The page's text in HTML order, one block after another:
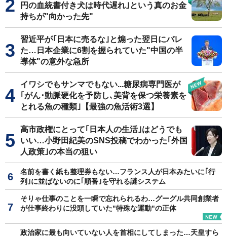
円の血統書付き犬は時代遅れ｣という真のお金
持ちが"向かった先"
習近平が｢日本に売るな｣と煽った翌日にバレ
た…日本企業に6割を握られていた"中国の半
導体"の意外な急所
イワシでもサンマでもない...糖尿病専門医が
｢がん･動脈硬化を予防し､美背を保つ栄養素を
とれる魚の種類｣【最強の魚活術3選】
高市政権にとって｢日本人の生活｣はどうでも
いい…小野田紀美のSNS投稿でわかった｢外国
人政策｣の本当の狙い
名前を書く紙も整理券もない…フランス人が日本みたいに｢行
列｣に並ばないのに｢順番｣を守れる謎システム
そりゃ仕事のことを一瞬で忘れられるわ…グーグル共同創業者
が仕事終わりに没頭していた"特殊な運動"の正体
政治家に最も向いていない人を首相にしてしまった…天皇すら